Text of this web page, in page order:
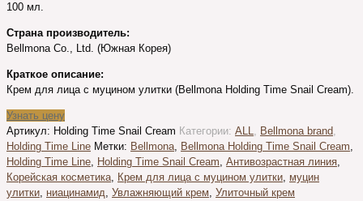
100 мл.
Страна производитель:
Bellmona Co., Ltd. (Южная Корея)
Краткое описание:
Крем для лица с муцином улитки (Bellmona Holding Time Snail Cream).
Узнать цену
Артикул: Holding Time Snail Cream Категории: ALL, Bellmona brand,
Holding Time Line Метки: Bellmona, Bellmona Holding Time Snail Cream,
Holding Time Line, Holding Time Snail Cream, Антивозрастная линия,
Корейская косметика, Крем для лица с муцином улитки, муцин
улитки, ниацинамид, Увлажняющий крем, Улиточный крем